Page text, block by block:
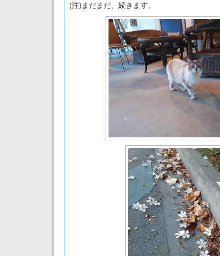
(注)まだまだ、続きます。